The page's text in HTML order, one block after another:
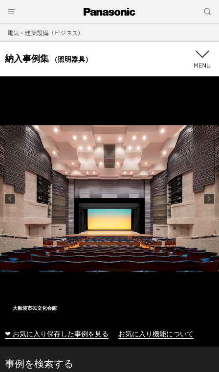
電気・建築設備（ビジネス）
納入事例集 （照明器具）
大船渡市民文化会館
❤ お気に入り保存した事例を見る お気に入り機能について
事例を検索する